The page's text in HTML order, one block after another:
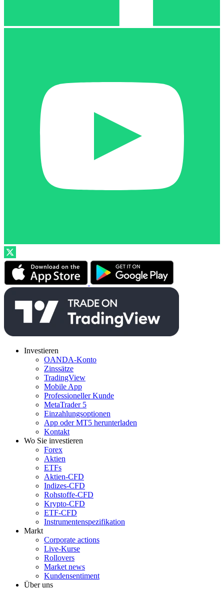
Investieren
OANDA-Konto
Zinssätze
TradingView
Mobile App
Professioneller Kunde
MetaTrader 5
Einzahlungsoptionen
App oder MT5 herunterladen
Kontakt
Wo Sie investieren
Forex
Aktien
ETFs
Aktien-CFD
Indizes-CFD
Rohstoffe-CFD
Krypto-CFD
ETF-CFD
Instrumentenspezifikation
Markt
Corporate actions
Live-Kurse
Rollovers
Market news
Kundensentiment
Über uns